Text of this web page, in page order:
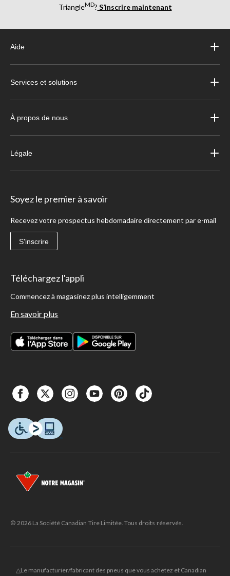
TriangleMD? S’inscrire maintenant
Aide
Services et solutions
À propos de nous
Légale
Soyez le premier à savoir
Recevez votre prospectus hebdomadaire directement par e-mail
S'inscrire
Téléchargez l'appli
Commencez à magasinez plus intelligemment
En savoir plus
© 2026 La Société Canadian Tire Limitée. Tous droits réservés.
△Le manufacturier/fabricant des pneus que vous achetez et Canadian